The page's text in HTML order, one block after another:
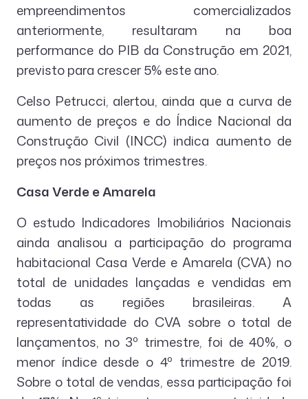
empreendimentos comercializados
anteriormente, resultaram na boa
performance do PIB da Construção em 2021,
previsto para crescer 5% este ano.
Celso Petrucci, alertou, ainda que a curva de
aumento de preços e do Índice Nacional da
Construção Civil (INCC) indica aumento de
preços nos próximos trimestres.
Casa Verde e Amarela
O estudo Indicadores Imobiliários Nacionais
ainda analisou a participação do programa
habitacional Casa Verde e Amarela (CVA) no
total de unidades lançadas e vendidas em
todas as regiões brasileiras. A
representatividade do CVA sobre o total de
lançamentos, no 3º trimestre, foi de 40%, o
menor índice desde o 4º trimestre de 2019.
Sobre o total de vendas, essa participação foi